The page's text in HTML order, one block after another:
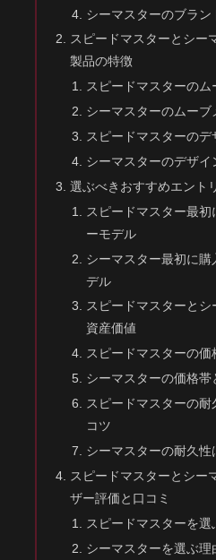
シーマスターのブラン
スピードマスターとシー
製品の特徴
スピードマスターのム
シーマスターのムーブ
スピードマスターのデ
シーマスターのデザイ
選ぶべきおすすめエント
スピードマスター最
ーモデル
シーマスター最初に
デル
スピードマスターとシ
資産価値
スピードマスターの価
シーマスターの価格帯
スピードマスターの
コツ
シーマスターの耐久性
スピードマスターとシー
ザー評価と口コミ
スピードマスターを選
シーマスターを選ぶ理